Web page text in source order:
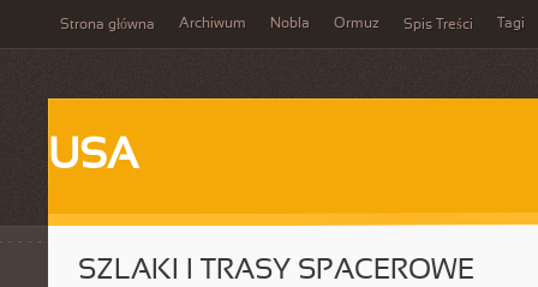
Strona główna Archiwum Nobla Ormuz Spis Treści Tagi
USA
SZLAKI I TRASY SPACEROWE